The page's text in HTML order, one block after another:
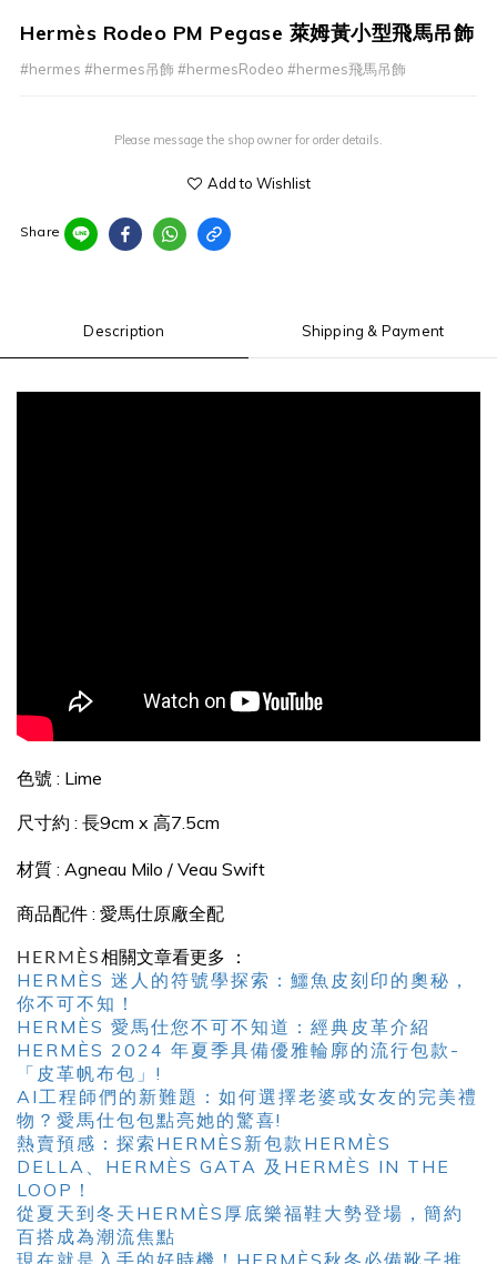
Hermès Rodeo PM Pegase 萊姆黃小型飛馬吊飾
#hermes #hermes吊飾 #hermesRodeo #hermes飛馬吊飾
Please message the shop owner for order details.
Add to Wishlist
Share
Description Shipping & Payment
色號 : Lime
尺寸約 : 長9cm x 高7.5cm
材質 : Agneau Milo / Veau Swift
商品配件 : 愛馬仕原廠全配
HERMÈS相關文章看更多 ：
HERMÈS 迷人的符號學探索：鱷魚皮刻印的奧秘，
你不可不知！
HERMÈS 愛馬仕您不可不知道：經典皮革介紹
HERMÈS 2024 年夏季具備優雅輪廓的流行包款-
「皮革帆布包」!
AI工程師們的新難題：如何選擇老婆或女友的完美禮
物？愛馬仕包包點亮她的驚喜!
熱賣預感：探索HERMÈS新包款HERMÈS
DELLA、HERMÈS GATA 及HERMÈS IN THE
LOOP！
從夏天到冬天HERMÈS厚底樂福鞋大勢登場，簡約
百搭成為潮流焦點
現在就是入手的好時機！HERMÈS秋冬必備靴子推